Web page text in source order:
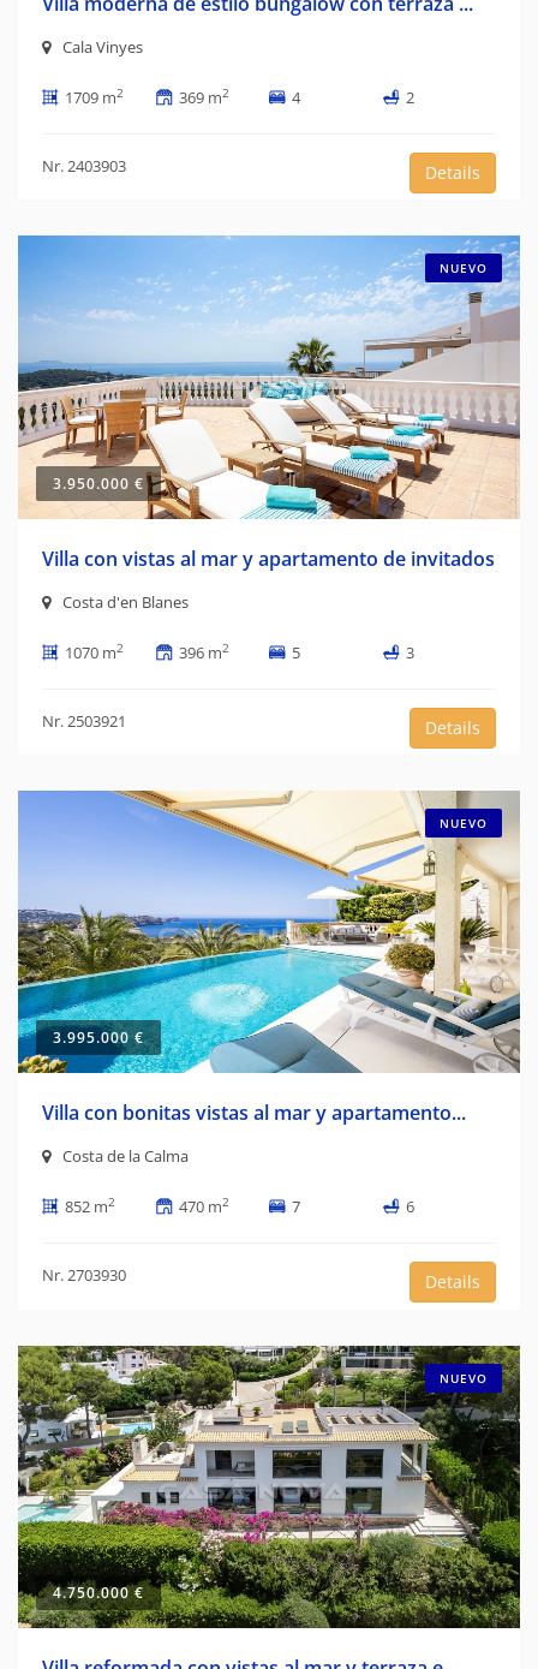
Cala Vinyes
1709 m2 369 m2 4 2
Nr. 2403903 Details
NUEVO
3.950.000 €
Villa con vistas al mar y apartamento de invitados
Costa d'en Blanes
1070 m2 396 m2 5 3
Nr. 2503921 Details
NUEVO
3.995.000 €
Villa con bonitas vistas al mar y apartamento...
Costa de la Calma
852 m2 470 m2 7 6
Nr. 2703930 Details
NUEVO
4.750.000 €